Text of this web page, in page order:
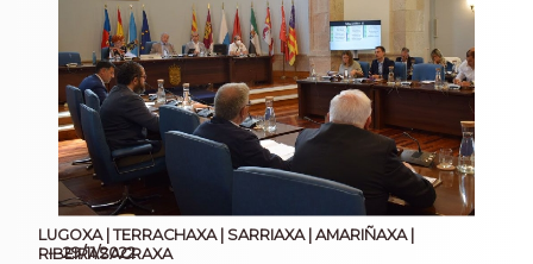
LUGOXA | TERRACHAXA | SARRIAXA | AMARIÑAXA |
RIBEIRASACRAXA
29/11/2022